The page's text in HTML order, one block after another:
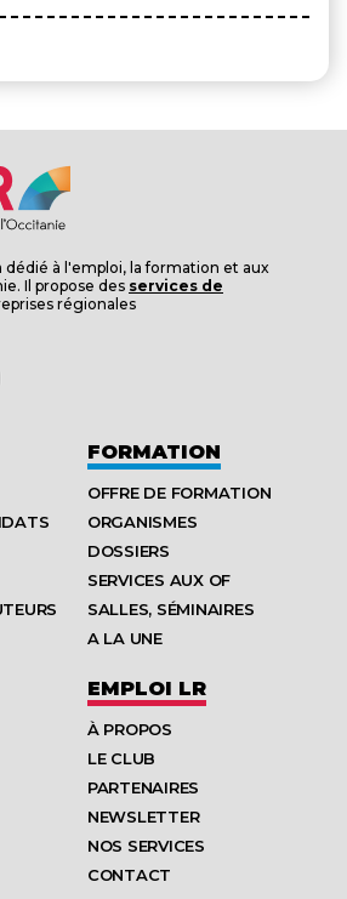
dédié à l'emploi, la formation et aux
Il propose des services de
régionales
FORMATION
OFFRE DE FORMATION
ORGANISMES
DOSSIERS
SERVICES AUX OF
SALLES, SÉMINAIRES
A LA UNE
EMPLOI LR
À PROPOS
LE CLUB
PARTENAIRES
NEWSLETTER
NOS SERVICES
CONTACT